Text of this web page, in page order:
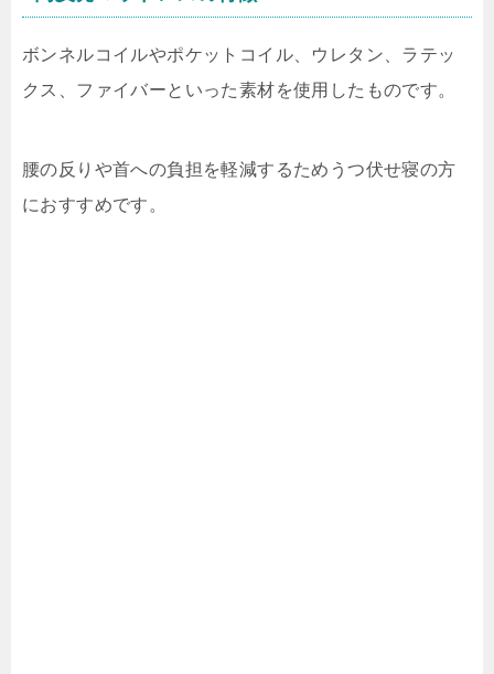
ボンネルコイルやポケットコイル、ウレタン、ラテッ
クス、ファイバーといった素材を使用したものです。
腰の反りや首への負担を軽減するためうつ伏せ寝の方
におすすめです。